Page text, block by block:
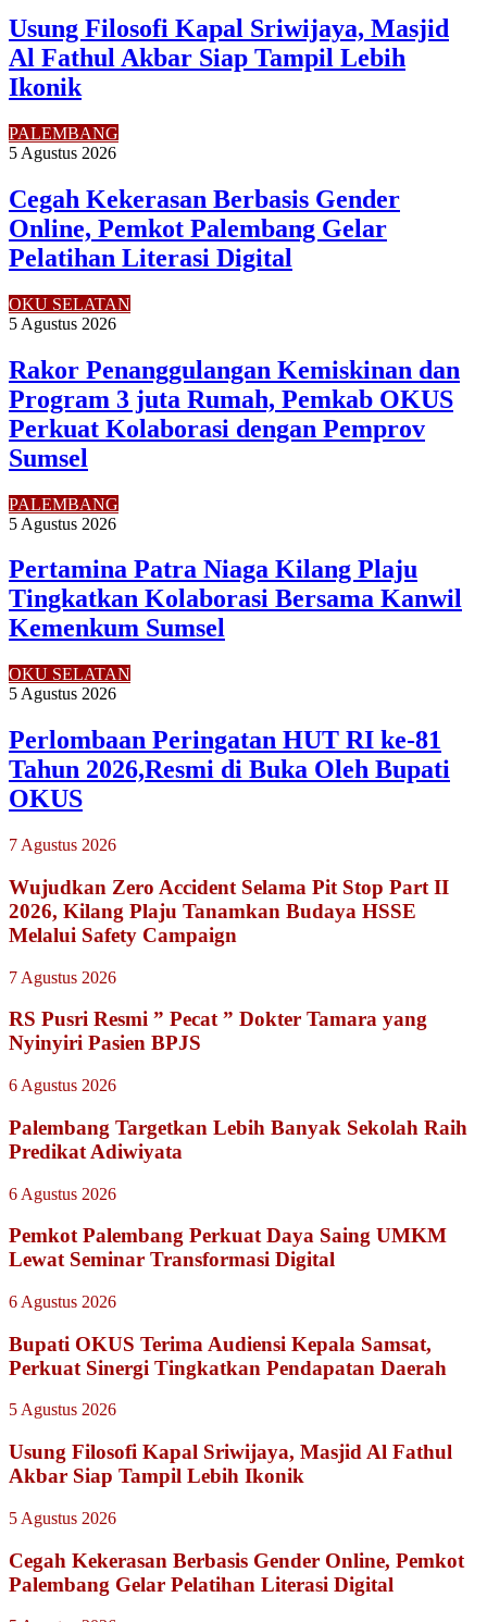
Usung Filosofi Kapal Sriwijaya, Masjid
Al Fathul Akbar Siap Tampil Lebih
Ikonik
PALEMBANG
5 Agustus 2026
Cegah Kekerasan Berbasis Gender
Online, Pemkot Palembang Gelar
Pelatihan Literasi Digital
OKU SELATAN
5 Agustus 2026
Rakor Penanggulangan Kemiskinan dan
Program 3 juta Rumah, Pemkab OKUS
Perkuat Kolaborasi dengan Pemprov
Sumsel
PALEMBANG
5 Agustus 2026
Pertamina Patra Niaga Kilang Plaju
Tingkatkan Kolaborasi Bersama Kanwil
Kemenkum Sumsel
OKU SELATAN
5 Agustus 2026
Perlombaan Peringatan HUT RI ke-81
Tahun 2026,Resmi di Buka Oleh Bupati
OKUS
7 Agustus 2026
Wujudkan Zero Accident Selama Pit Stop Part II
2026, Kilang Plaju Tanamkan Budaya HSSE
Melalui Safety Campaign
7 Agustus 2026
RS Pusri Resmi ” Pecat ” Dokter Tamara yang
Nyinyiri Pasien BPJS
6 Agustus 2026
Palembang Targetkan Lebih Banyak Sekolah Raih
Predikat Adiwiyata
6 Agustus 2026
Pemkot Palembang Perkuat Daya Saing UMKM
Lewat Seminar Transformasi Digital
6 Agustus 2026
Bupati OKUS Terima Audiensi Kepala Samsat,
Perkuat Sinergi Tingkatkan Pendapatan Daerah
5 Agustus 2026
Usung Filosofi Kapal Sriwijaya, Masjid Al Fathul
Akbar Siap Tampil Lebih Ikonik
5 Agustus 2026
Cegah Kekerasan Berbasis Gender Online, Pemkot
Palembang Gelar Pelatihan Literasi Digital